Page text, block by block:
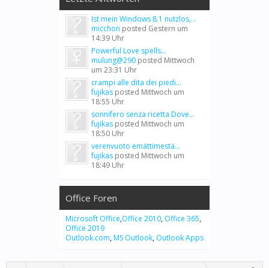
Ist mein Windows 8.1 nutzlos,...
micchon posted Gestern um
14:39 Uhr
Powerful Love spells...
mulung@290 posted Mittwoch
um 23:31 Uhr
crampi alle dita dei piedi...
fujikas posted Mittwoch um
18:55 Uhr
sonnifero senza ricetta Dove...
fujikas posted Mittwoch um
18:50 Uhr
verenvuoto emättimestä...
fujikas posted Mittwoch um
18:49 Uhr
Office Foren
Microsoft Office,Office 2010, Office 365,
Office 2019
Outlook.com, MS Outlook, Outlook Apps